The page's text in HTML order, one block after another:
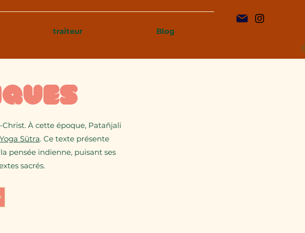
traiteur Blog
À cette époque, Patañjali
Yoga Sūtra. Ce texte présente
pensée indienne, puisant ses
sacrés.